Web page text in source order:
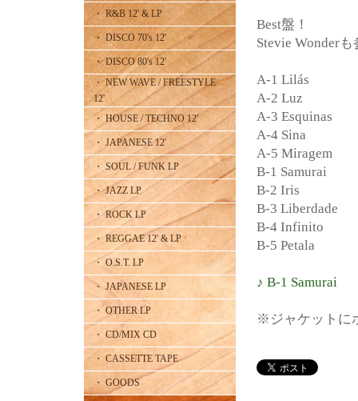
・ R&B 12' & LP
・ DISCO 70's 12'
・ DISCO 80's 12'
・ NEW WAVE / FREESTYLE
12'
・ HOUSE / TECHNO 12'
・ JAPANESE 12'
・ SOUL / FUNK LP
・ JAZZ LP
・ ROCK LP
・ REGGAE 12' & LP
・ O.S.T. LP
・ JAPANESE LP
・ OTHER LP
・ CD/MIX CD
・ CASSETTE TAPE
・ GOODS
Best盤！
Stevie Wonder
A-1 Lilás
A-2 Luz
A-3 Esquinas
A-4 Sina
A-5 Miragem
B-1 Samurai
B-2 Iris
B-3 Liberdade
B-4 Infinito
B-5 Petala
♪ B-1 Samurai
※ジャケットに